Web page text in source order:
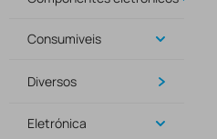
Consumiveis
Diversos
Eletrónica